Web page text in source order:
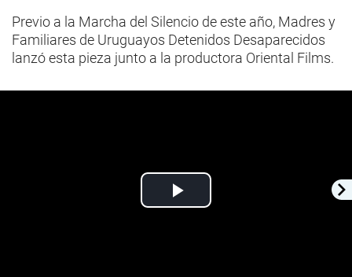
Previo a la Marcha del Silencio de este año, Madres y
Familiares de Uruguayos Detenidos Desaparecidos
lanzó esta pieza junto a la productora Oriental Films.
Play